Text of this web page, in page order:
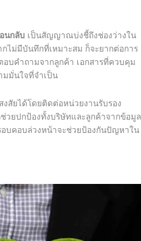
นกลับ เป็นสัญญาณบ่งชี้ถึงช่องว่างใน
ไม่มีบันทึกที่เหมาะสม ก็จะยากต่อการ
บคำถามจากลูกค้า เอกสารที่ควบคุม
มมั่นใจที่จำเป็น
สัยได้โดยติดต่อหน่วยงานรับรอง
วยปกป้องทั้งบริษัทและลูกค้าจากข้อมูล
อบคอบล่วงหน้าจะช่วยป้องกันปัญหาใน